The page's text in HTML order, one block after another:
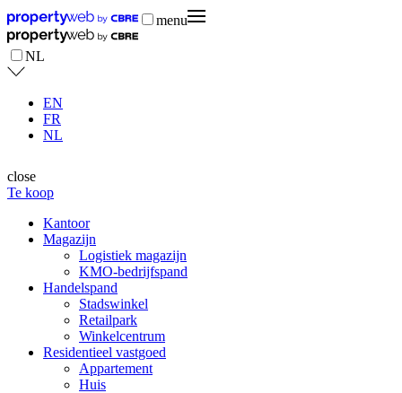
menu
NL
EN
FR
NL
close
Te koop
Kantoor
Magazijn
Logistiek magazijn
KMO-bedrijfspand
Handelspand
Stadswinkel
Retailpark
Winkelcentrum
Residentieel vastgoed
Appartement
Huis